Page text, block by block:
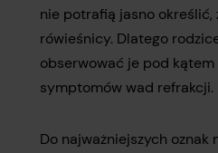
nie potrafią jasno określić,
rówieśnicy. Dlatego
obserwować je pod
symptomów wad refrakcji.
Do najważniejszych oznak